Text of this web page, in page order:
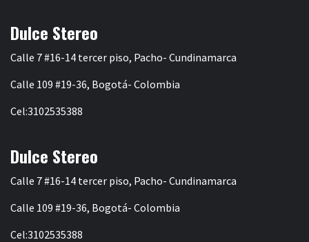
Dulce Stereo
Calle 7 #16-14 tercer piso, Pacho- Cundinamarca
Calle 109 #19-36, Bogotá- Colombia
Cel:3102535388
Dulce Stereo
Calle 7 #16-14 tercer piso, Pacho- Cundinamarca
Calle 109 #19-36, Bogotá- Colombia
Cel:3102535388